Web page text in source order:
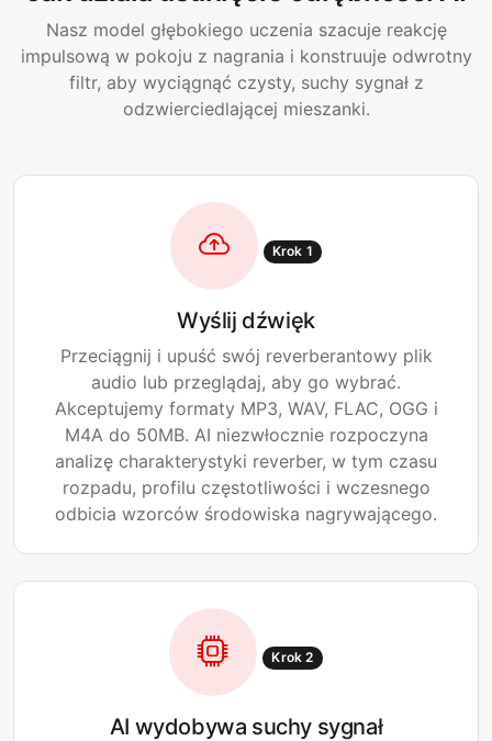
Nasz model głębokiego uczenia szacuje reakcję
impulsową w pokoju z nagrania i konstruuje odwrotny
filtr, aby wyciągnąć czysty, suchy sygnał z
odzwierciedlającej mieszanki.
Krok 1
Wyślij dźwięk
Przeciągnij i upuść swój reverberantowy plik
audio lub przeglądaj, aby go wybrać.
Akceptujemy formaty MP3, WAV, FLAC, OGG i
M4A do 50MB. AI niezwłocznie rozpoczyna
analizę charakterystyki reverber, w tym czasu
rozpadu, profilu częstotliwości i wczesnego
odbicia wzorców środowiska nagrywającego.
Krok 2
AI wydobywa suchy sygnał